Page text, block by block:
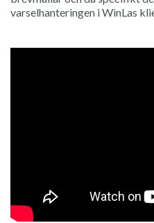
varselhanteringen i WinLas